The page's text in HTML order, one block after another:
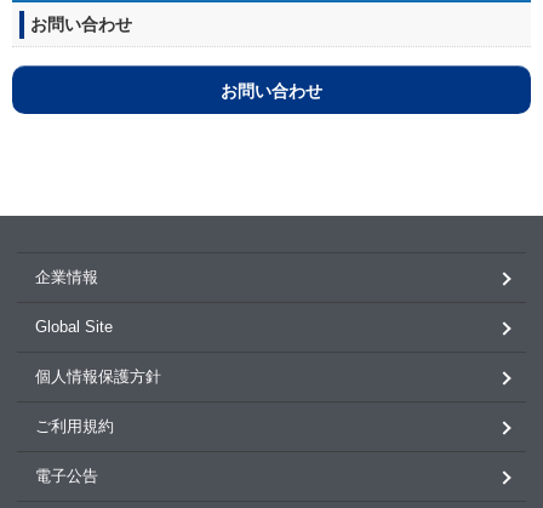
お問い合わせ
お問い合わせ
企業情報
Global Site
個人情報保護方針
ご利用規約
電子公告